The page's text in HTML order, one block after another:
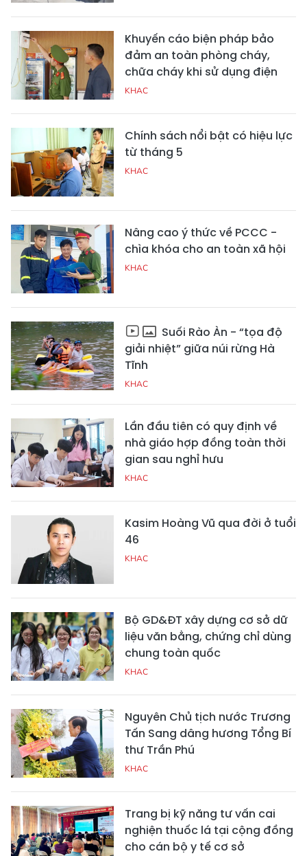
Khuyến cáo biện pháp bảo
đảm an toàn phòng cháy,
chữa cháy khi sử dụng điện
KHAC
Chính sách nổi bật có hiệu lực
từ tháng 5
KHAC
Nâng cao ý thức về PCCC -
chìa khóa cho an toàn xã hội
KHAC
Suối Rào Àn - “tọa độ
giải nhiệt” giữa núi rừng Hà
Tĩnh
KHAC
Lần đầu tiên có quy định về
nhà giáo hợp đồng toàn thời
gian sau nghỉ hưu
KHAC
Kasim Hoàng Vũ qua đời ở tuổi
46
KHAC
Bộ GD&ĐT xây dựng cơ sở dữ
liệu văn bằng, chứng chỉ dùng
chung toàn quốc
KHAC
Nguyên Chủ tịch nước Trương
Tấn Sang dâng hương Tổng Bí
thư Trần Phú
KHAC
Trang bị kỹ năng tư vấn cai
nghiện thuốc lá tại cộng đồng
cho cán bộ y tế cơ sở